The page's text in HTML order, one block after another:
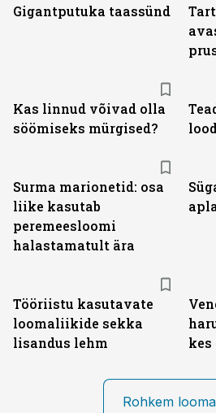
Gigantputuka taassünd
Kas linnud võivad olla
söömiseks mürgised?
Surma marionetid: osa
liike kasutab
peremeesloomi
halastamatult ära
Tööriistu kasutavate
loomaliikide sekka
lisandus lehm
kes
Rohkem